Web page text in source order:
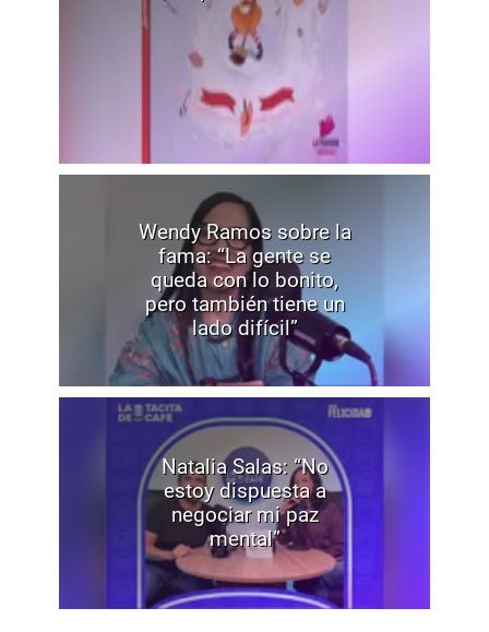
Wendy Ramos sobre la
fama: “La gente se
queda con lo bonito,
pero también tiene un
lado difícil”
Natalia Salas: “No
estoy dispuesta a
negociar mi paz
mental”